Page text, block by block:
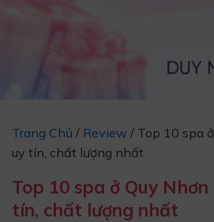
Trang Chủ / Review / Top 10 spa
uy tín, chất lượng nhất
Top 10 spa ở Quy
tín, chất lượng nhất